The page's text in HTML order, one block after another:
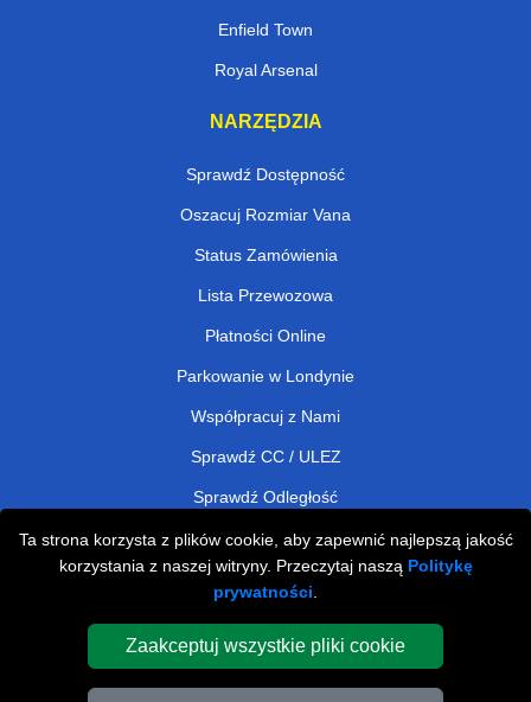
Ta strona korzysta z plików cookie, aby zapewnić najlepszą jakość
korzystania z naszej witryny. Przeczytaj naszą Politykę
prywatności
Zaakceptuj wszystkie pliki cookie
Enfield Town
Royal Arsenal
NARZĘDZIA
Sprawdź Dostępność
Oszacuj Rozmiar Vana
Status Zamówienia
Lista Przewozowa
Płatności Online
Parkowanie w Londynie
Współpracuj z Nami
Sprawdź CC / ULEZ
Sprawdź Odległość
Man and Van Removals